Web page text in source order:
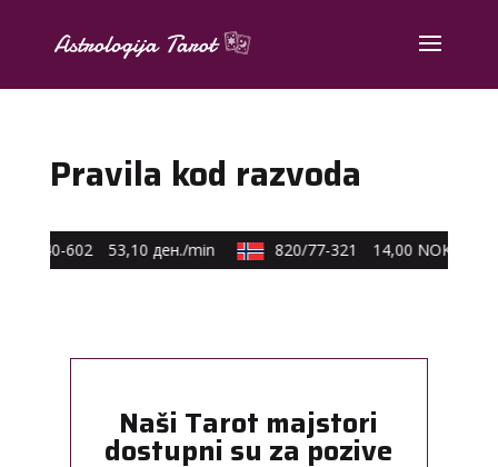
Pravila kod razvoda
40-602 53,10 ден./min 820/77-321 14,00 NOK/min
Naši Tarot majstori
dostupni su za pozive